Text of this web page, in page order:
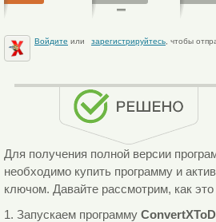
Войдите или зарегистрируйтесь, чтобы
Для получения полной версии
необходимо купить программу и
ключом. Давайте рассмотрим, как
1. Запускаем программу